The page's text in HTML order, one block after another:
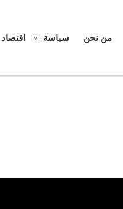
من نحن سياسة اقتصاد